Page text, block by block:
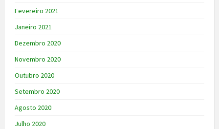
Fevereiro 2021
Janeiro 2021
Dezembro 2020
Novembro 2020
Outubro 2020
Setembro 2020
Agosto 2020
Julho 2020